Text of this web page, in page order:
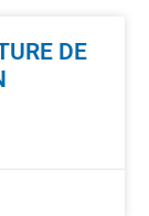
DE